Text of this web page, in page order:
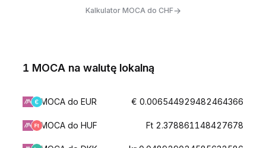
Kalkulator MOCA do CHF→
1 MOCA na walutę lokalną
MOCA do EUR € 0.006544929482464366
MOCA do HUF Ft 2.378861148427678